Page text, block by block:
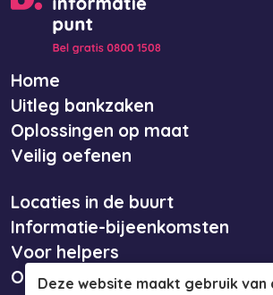
Home
Uitleg bankzaken
Oplossingen op maat
Veilig oefenen
Locaties in de buurt
Informatie-bijeenkomsten
Voor helpers
Over ons
Deze website maakt gebruik van